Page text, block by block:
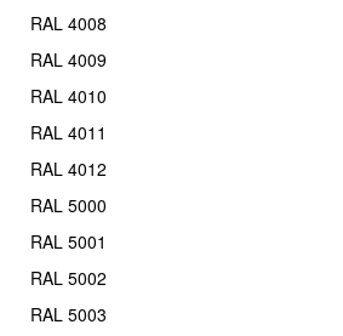
RAL 4008
RAL 4009
RAL 4010
RAL 4011
RAL 4012
RAL 5000
RAL 5001
RAL 5002
RAL 5003